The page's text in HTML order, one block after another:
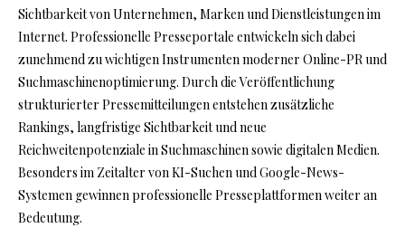
Sichtbarkeit von Unternehmen, Marken und Dienstleistungen im
Internet. Professionelle Presseportale entwickeln sich dabei
zunehmend zu wichtigen Instrumenten moderner Online-PR und
Suchmaschinenoptimierung. Durch die Veröffentlichung
strukturierter Pressemitteilungen entstehen zusätzliche
Rankings, langfristige Sichtbarkeit und neue
Reichweitenpotenziale in Suchmaschinen sowie digitalen Medien.
Besonders im Zeitalter von KI-Suchen und Google-News-
Systemen gewinnen professionelle Presseplattformen weiter an
Bedeutung.